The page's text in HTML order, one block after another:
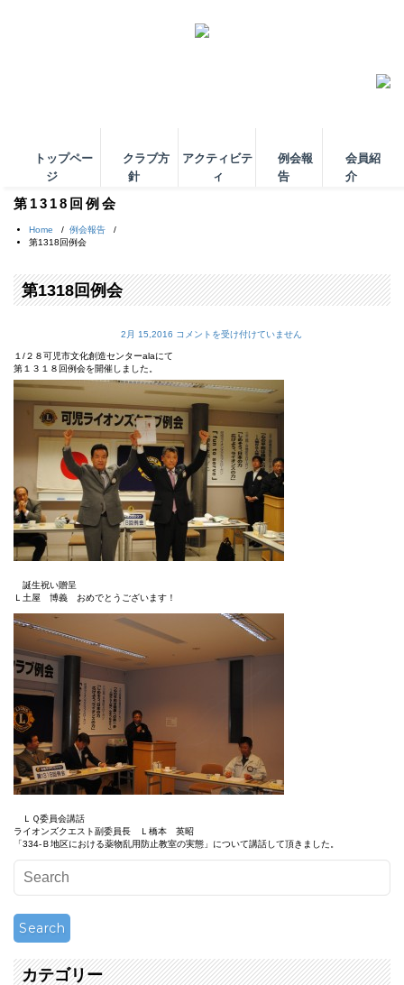
トップペー
ジ
クラブ方
針
アクティビテ
ィ
例会報
告
会員紹
介
第1318回例会
Home / 例会報告 /
第1318回例会
第1318回例会
2月 15,2016
1
3
回
例
会
コメントを受け付けていません
１/２８可児市文化創造センターalaにて
第１３１８回例会を開催しました。
誕生祝い贈呈
Ｌ土屋 博義 おめでとうございます！
ＬＱ委員会講話
ライオンズクエスト副委員長 Ｌ橋本 英昭
「334-Ｂ地区における薬物乱用防止教室の実態」について講話して頂きました。
カテゴリー